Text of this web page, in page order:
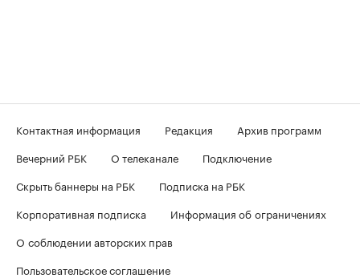
Контактная информация Редакция
Архив программ
Вечерний РБК
О телеканале
Подключение
Скрыть баннеры на РБК
Подписка на РБК
Корпоративная подписка
Информация об ограничениях
О соблюдении авторских прав
Пользовательское соглашение